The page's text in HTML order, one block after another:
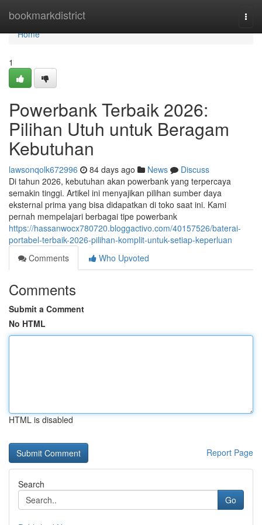
bookmarkdistrict
Home
Home
1
Powerbank Terbaik 2026:
Pilihan Utuh untuk Beragam
Kebutuhan
lawsonqolk672996 84 days ago News
Discuss
Di tahun 2026, kebutuhan akan powerbank yang terpercaya
semakin tinggi. Artikel ini menyajikan pilihan sumber daya
eksternal prima yang bisa didapatkan di toko saat ini. Kami
pernah mempelajari berbagai tipe powerbank
https://hassanwocx780720.bloggactivo.com/40157526/baterai-
portabel-terbaik-2026-pilihan-komplit-untuk-setiap-keperluan
Comments
Who Upvoted
Comments
Submit a Comment
No HTML
HTML is disabled
Report Page
Search
Go